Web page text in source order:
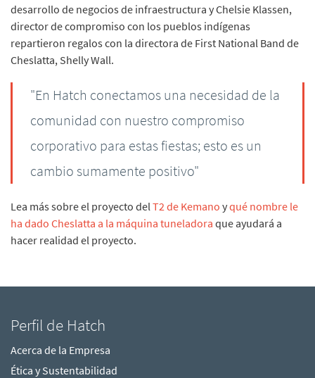
desarrollo de negocios de infraestructura y Chelsie Klassen,
director de compromiso con los pueblos indígenas
repartieron regalos con la directora de First National Band de
Cheslatta, Shelly Wall.
"En Hatch conectamos una necesidad de la
comunidad con nuestro compromiso
corporativo para estas fiestas; esto es un
cambio sumamente positivo"
Lea más sobre el proyecto del T2 de Kemano yqué nombre le
ha dado Cheslatta a la máquina tuneladora que ayudará a
hacer realidad el proyecto.
Perfil de Hatch
Acerca de la Empresa
Ética y Sustentabilidad